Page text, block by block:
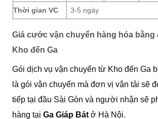
Thời gian VC 3-5 ngày
Giá cước vận chuyển hàng hóa
Kho đến Ga
Gói dịch vụ vận chuyển từ Kho đến Ga
là gói vận chuyển mà đơn vị vận tải sẽ
tiếp tại đầu Sài Gòn và người nhận sẽ
hàng tại Ga Giáp Bát ở Hà Nội.